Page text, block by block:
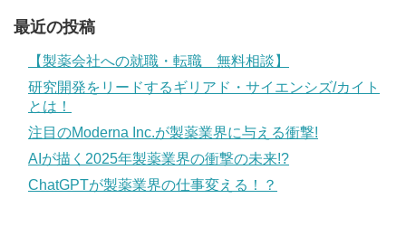
最近の投稿
【製薬会社への就職・転職 無料相談】
研究開発をリードするギリアド・サイエンシズ/カイト
とは！
注目のModerna Inc.が製薬業界に与える衝撃!
AIが描く2025年製薬業界の衝撃の未来!?
ChatGPTが製薬業界の仕事変える！？